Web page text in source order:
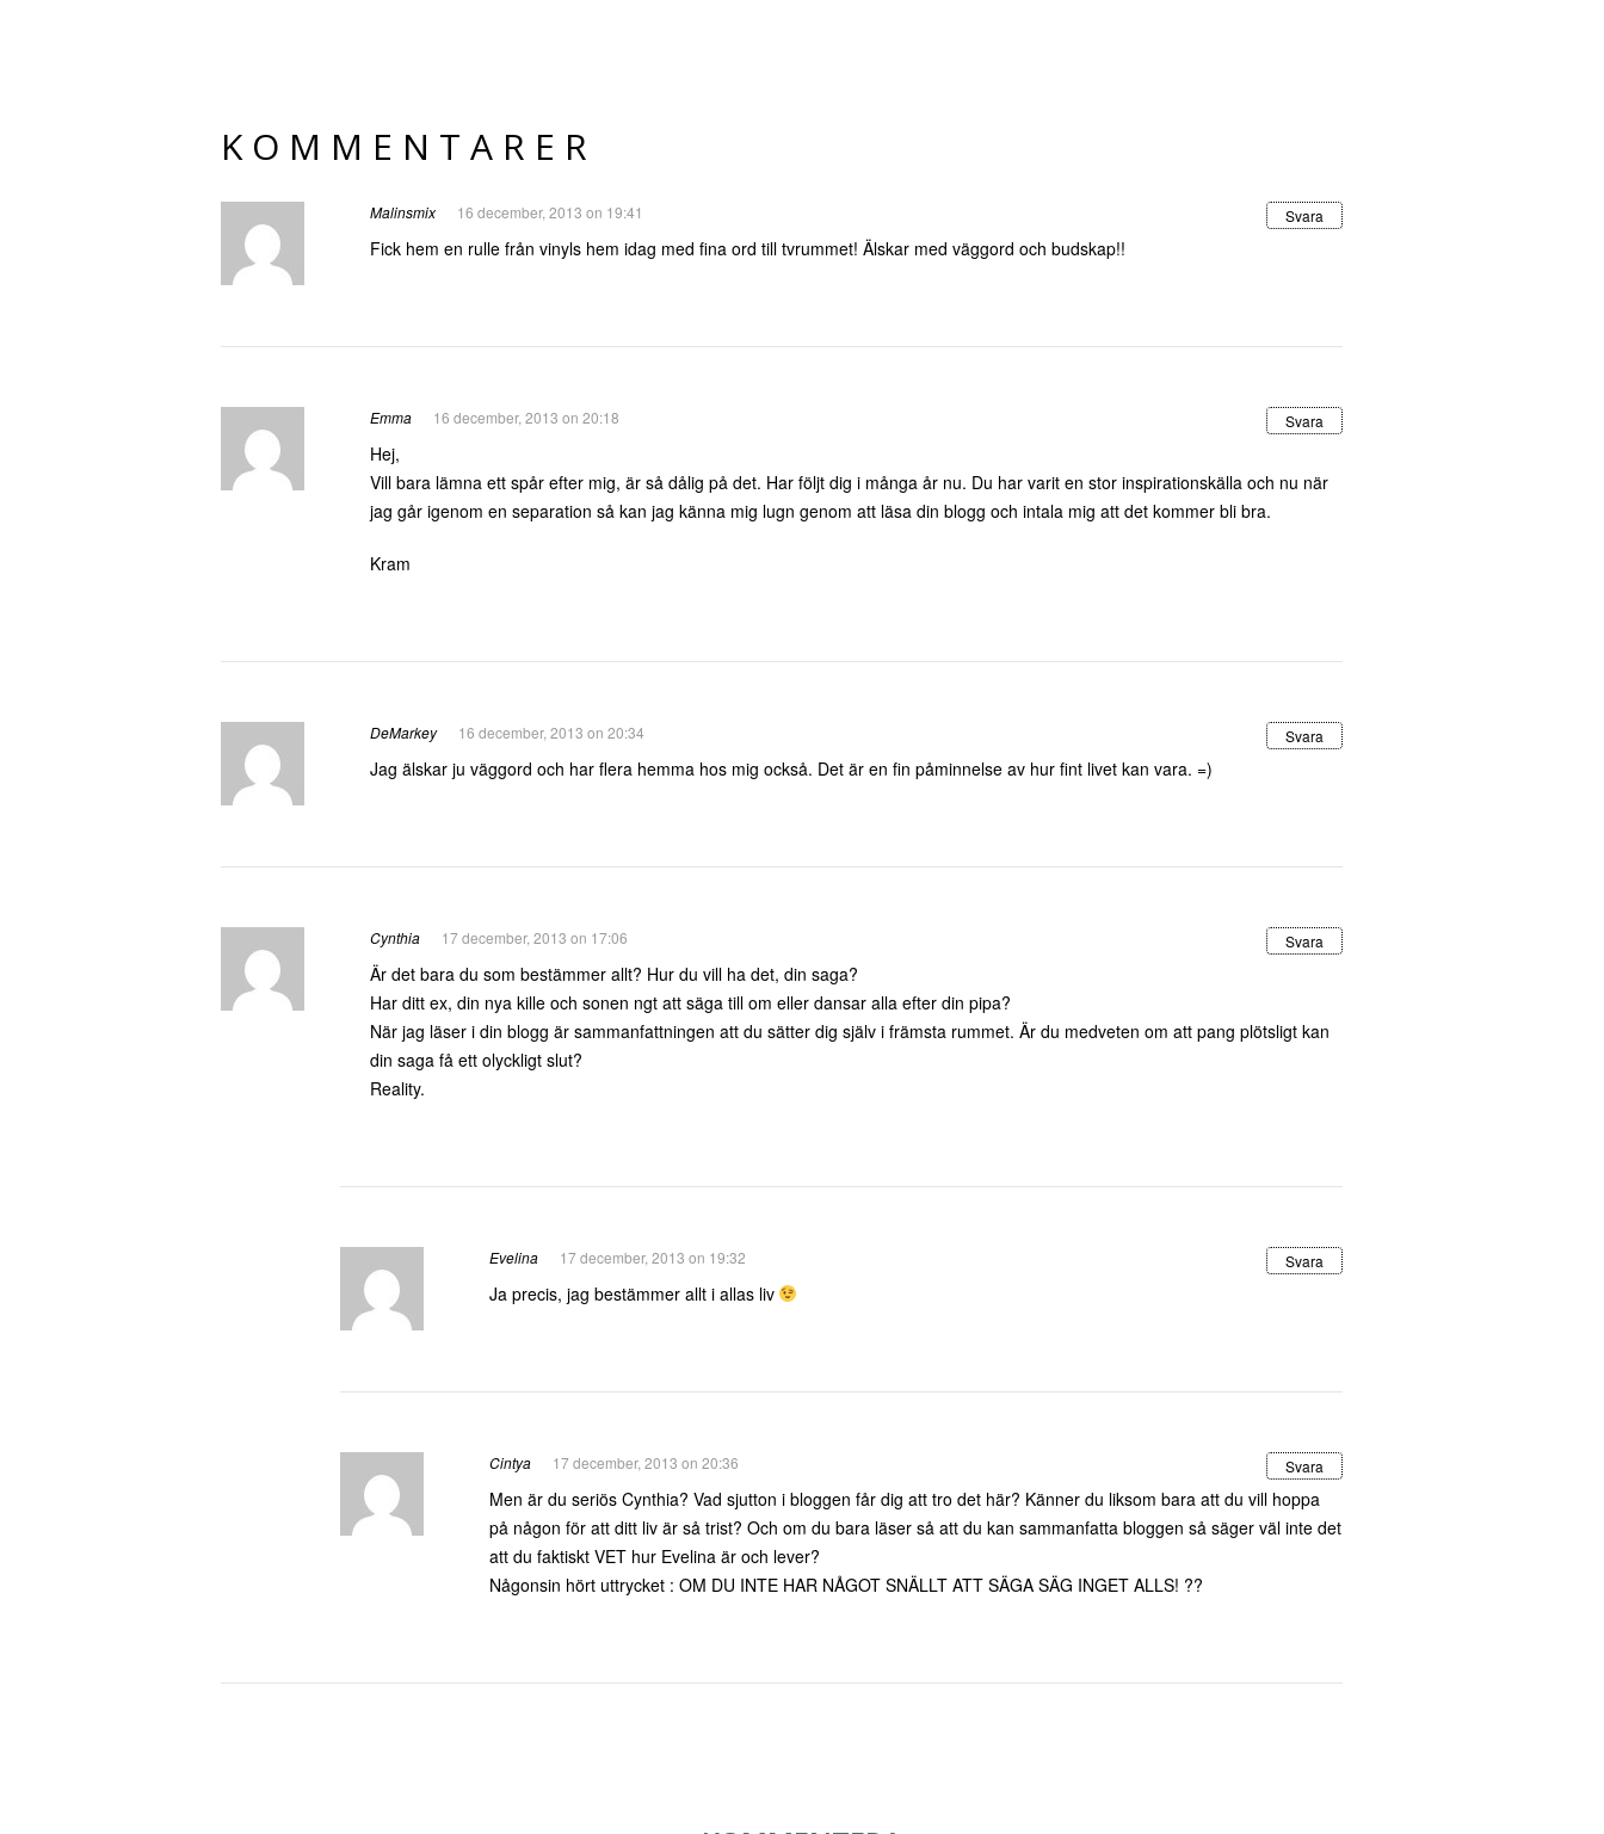
KOMMENTARER
Malinsmix 16 december, 2013 on 19:41 Svara
Fick hem en rulle från vinyls hem idag med fina ord till tvrummet! Älskar med väggord och budskap!!
Emma 16 december, 2013 on 20:18 Svara
Hej,
Vill bara lämna ett spår efter mig, är så dålig på det. Har följt dig i många år nu. Du har varit en stor inspirationskälla och nu när
jag går igenom en separation så kan jag känna mig lugn genom att läsa din blogg och intala mig att det kommer bli bra.
Kram
DeMarkey 16 december, 2013 on 20:34 Svara
Jag älskar ju väggord och har flera hemma hos mig också. Det är en fin påminnelse av hur fint livet kan vara. =)
Cynthia 17 december, 2013 on 17:06 Svara
Är det bara du som bestämmer allt? Hur du vill ha det, din saga?
Har ditt ex, din nya kille och sonen ngt att säga till om eller dansar alla efter din pipa?
När jag läser i din blogg är sammanfattningen att du sätter dig själv i främsta rummet. Är du medveten om att pang plötsligt kan
din saga få ett olyckligt slut?
Reality.
Evelina 17 december, 2013 on 19:32 Svara
Ja precis, jag bestämmer allt i allas liv
Cintya 17 december, 2013 on 20:36 Svara
Men är du seriös Cynthia? Vad sjutton i bloggen får dig att tro det här? Känner du liksom bara att du vill hoppa
på någon för att ditt liv är så trist? Och om du bara läser så att du kan sammanfatta bloggen så säger väl inte det
att du faktiskt VET hur Evelina är och lever?
Någonsin hört uttrycket : OM DU INTE HAR NÅGOT SNÄLLT ATT SÄGA SÄG INGET ALLS! ??